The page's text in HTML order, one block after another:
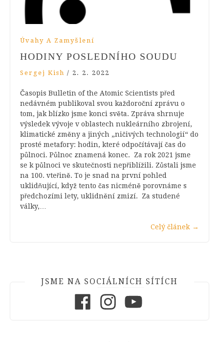
Úvahy A Zamyšlení
HODINY POSLEDNÍHO SOUDU
Sergej Kish / 2. 2. 2022
Časopis Bulletin of the Atomic Scientists před
nedávném publikoval svou každoroční zprávu o
tom, jak blízko jsme konci světa. Zpráva shrnuje
výsledek vývoje v oblastech nukleárního zbrojení,
klimatické změny a jiných „ničivých technologií“ do
prosté metafory: hodin, které odpočítávají čas do
půlnoci. Půlnoc znamená konec. Za rok 2021 jsme
se k půlnoci ve skutečnosti nepřiblížili. Zůstali jsme
na 100. vteřině. To je snad na první pohled
uklidňující, když tento čas nicméně porovnáme s
předchozími lety, uklidnění zmizí. Za studené
války,…
Celý článek →
JSME NA SOCIÁLNÍCH SÍTÍCH